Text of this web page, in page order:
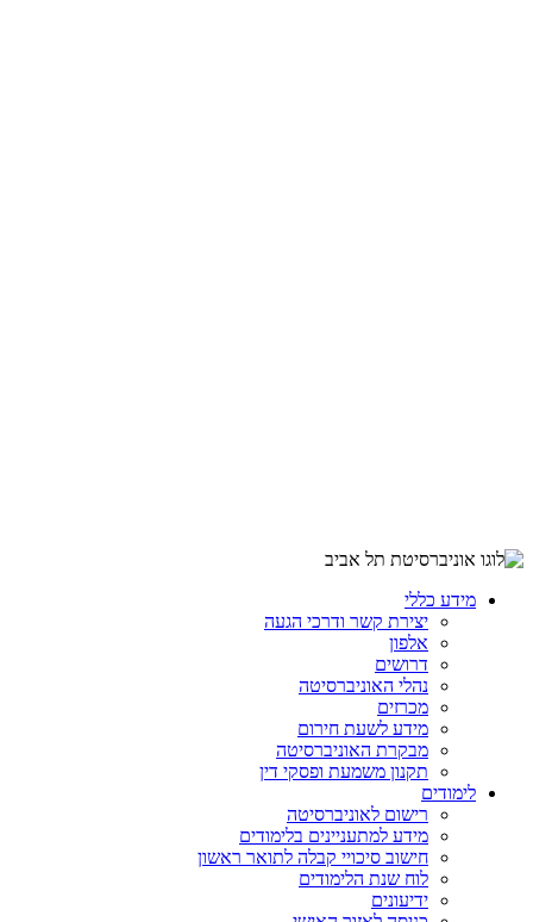
מידע כללי
יצירת קשר ודרכי הגעה
אלפון
דרושים
נהלי האוניברסיטה
מכרזים
מידע לשעת חירום
מבקרת האוניברסיטה
תקנון משמעת ופסקי דין
לימודים
רישום לאוניברסיטה
מידע למתעניינים בלימודים
חישוב סיכויי קבלה לתואר ראשון
לוח שנת הלימודים
ידיעונים